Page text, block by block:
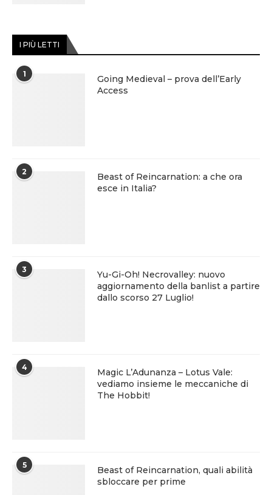
I PIÙ LETTI
1
Going Medieval – prova dell’Early
Access
2
Beast of Reincarnation: a che ora
esce in Italia?
3
Yu-Gi-Oh! Necrovalley: nuovo
aggiornamento della banlist a partire
dallo scorso 27 Luglio!
4
Magic L’Adunanza – Lotus Vale:
vediamo insieme le meccaniche di
The Hobbit!
5
Beast of Reincarnation, quali abilità
sbloccare per prime